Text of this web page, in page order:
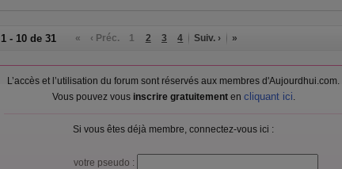
1 - 10 de 31 « ‹ Préc. 1 2 3 4 Suiv. › »
L’accès et l’utilisation du forum sont réservés aux membres d'Aujourdhui.com.
Vous pouvez vous inscrire gratuitementen cliquant ici.
Si vous êtes déjà membre, connectez-vous ici :
votre pseudo :